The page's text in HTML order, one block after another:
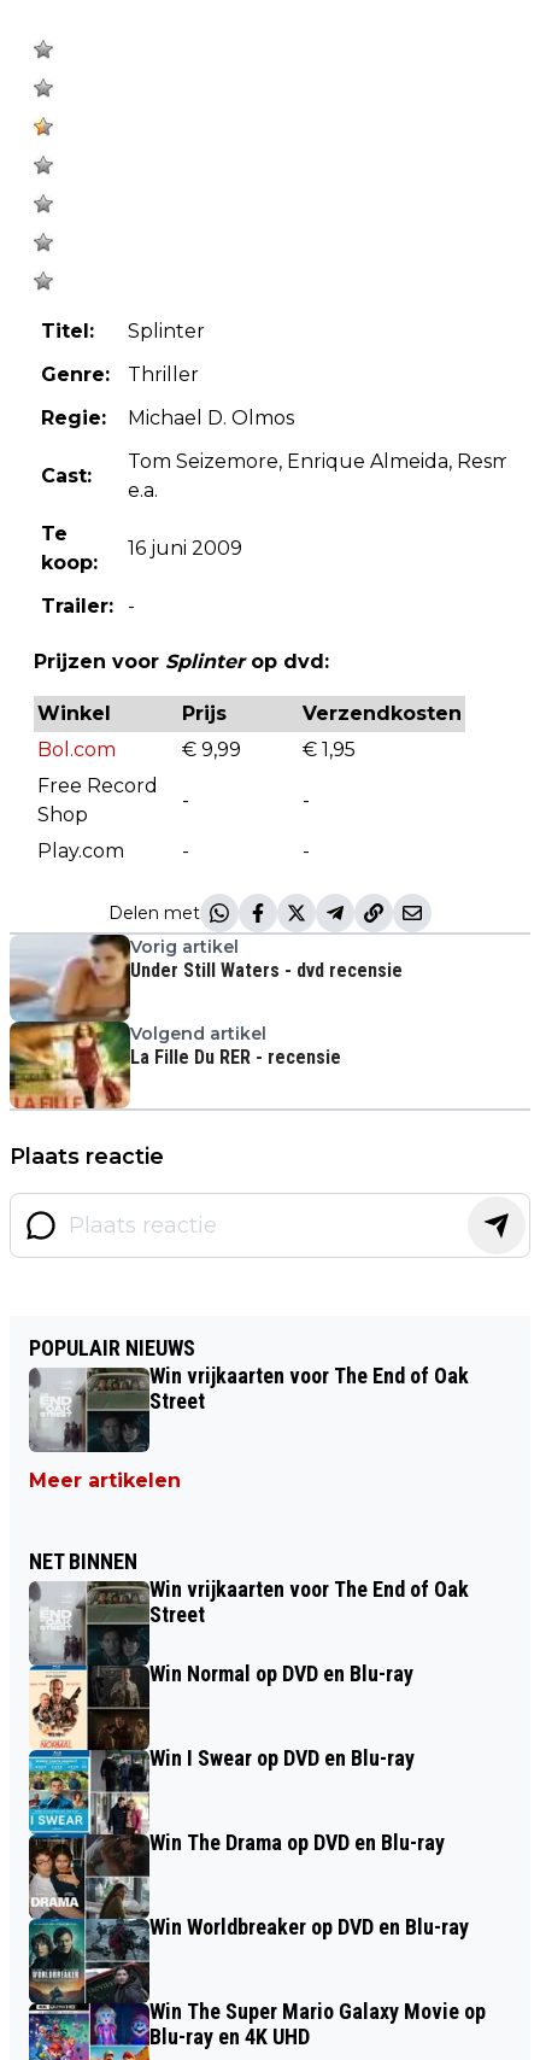
Titel:
Splinter
Genre:
Thriller
Regie:
Michael D. Olmos
Cast:
Tom Seizemore, Enrique Almeida,
e.a.
Te
koop:
16 juni 2009
Trailer: -
Prijzen voor Splinter op dvd:
Winkel Prijs
Verzendkosten
Bol.com
€ 9,99
€ 1,95
Free Record
Shop
- -
Play.com - -
Delen met
Vorig artikel
Under Still Waters - dvd recensie
Volgend artikel
La Fille Du RER - recensie
Plaats reactie
POPULAIR NIEUWS
Win vrijkaarten voor The End of Oak
Street
Meer artikelen
NET BINNEN
Win vrijkaarten voor The End of Oak
Street
Win Normal op DVD en Blu-ray
Win I Swear op DVD en Blu-ray
Win The Drama op DVD en Blu-ray
Win Worldbreaker op DVD en Blu-ray
Win The Super Mario Galaxy Movie op
Blu-ray en 4K UHD